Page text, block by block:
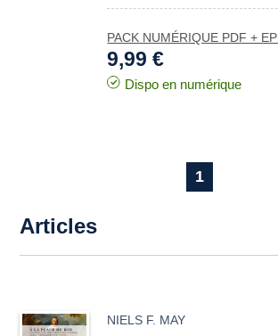
PACK NUMÉRIQUE PDF +
9,99 €
Dispo en numérique
1
Articles
NIELS F. MAY